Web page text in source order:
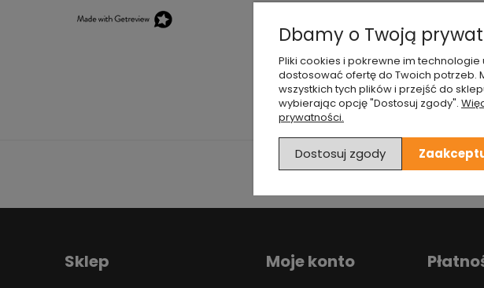
Sklep Moje konto
Dbamy o Twoją
Pliki cookies i pokrewne im
dostosować ofertę do Twoich potrzeb.
wszystkich tych plików i przejść do
wybierając opcję "Dostosuj zgody".
prywatności.
Dostosuj zgody